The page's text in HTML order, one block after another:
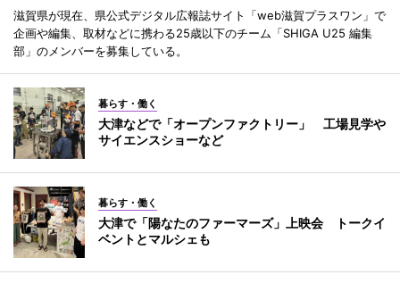
滋賀県が現在、県公式デジタル広報誌サイト「web滋賀プラスワン」で
企画や編集、取材などに携わる25歳以下のチーム「SHIGA U25 編集
部」のメンバーを募集している。
暮らす・働く
大津などで「オープンファクトリー」 工場見学や
サイエンスショーなど
暮らす・働く
大津で「陽なたのファーマーズ」上映会 トークイ
ベントとマルシェも